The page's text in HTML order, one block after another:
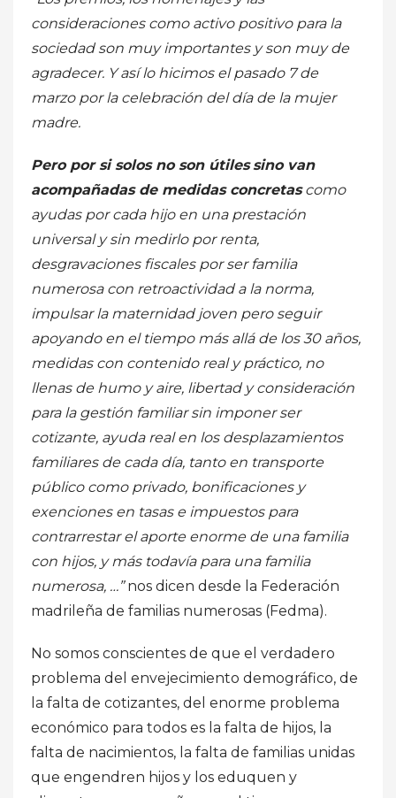
consideraciones como activo positivo para la
sociedad son muy importantes y son muy de
agradecer. Y así lo hicimos el pasado 7 de
marzo por la celebración del día de la mujer
madre.
Pero por si solos no son útiles sino van
acompañadas de medidas concretascomo
ayudas por cada hijo en una prestación
universal y sin medirlo por renta,
desgravaciones fiscales por ser familia
numerosa con retroactividad a la norma,
impulsar la maternidad joven pero seguir
apoyando en el tiempo más allá de los 30 años,
medidas con contenido real y práctico, no
llenas de humo y aire, libertad y consideración
para la gestión familiar sin imponer ser
cotizante, ayuda real en los desplazamientos
familiares de cada día, tanto en transporte
público como privado, bonificaciones y
exenciones en tasas e impuestos para
contrarrestar el aporte enorme de una familia
con hijos, y más todavía para una familia
numerosa, …”nos dicen desde la Federación
madrileña de familias numerosas (Fedma).
No somos conscientes de que el verdadero
problema del envejecimiento demográfico, de
la falta de cotizantes, del enorme problema
económico para todos es la falta de hijos, la
falta de nacimientos, la falta de familias unidas
que engendren hijos y los eduquen y